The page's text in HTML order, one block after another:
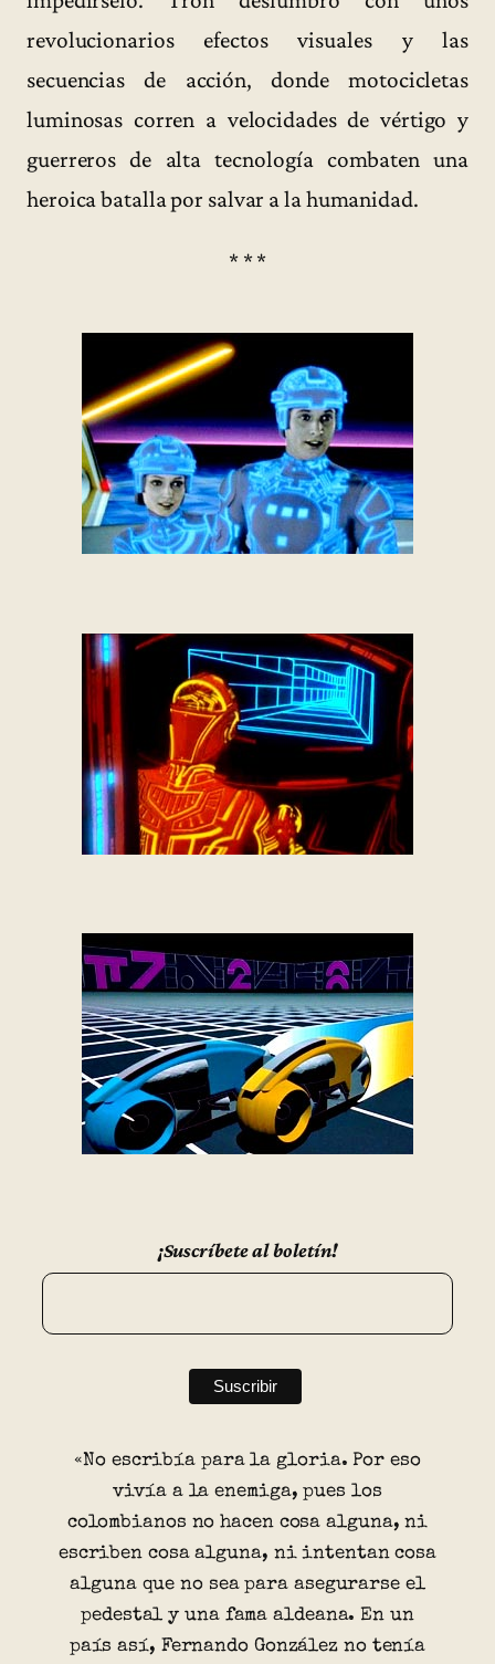
revolucionarios efectos visuales y las
secuencias de acción, donde motocicletas
luminosas corren a velocidades de vértigo y
guerreros de alta tecnología combaten una
heroica batalla por salvar a la humanidad.
* * *
¡Suscríbete al boletín!
«No escribía para la gloria. Por eso
vivía a la enemiga, pues los
colombianos no hacen cosa alguna, ni
escriben cosa alguna, ni intentan cosa
alguna que no sea para asegurarse el
pedestal y una fama aldeana. En un
país así, Fernando González no tenía